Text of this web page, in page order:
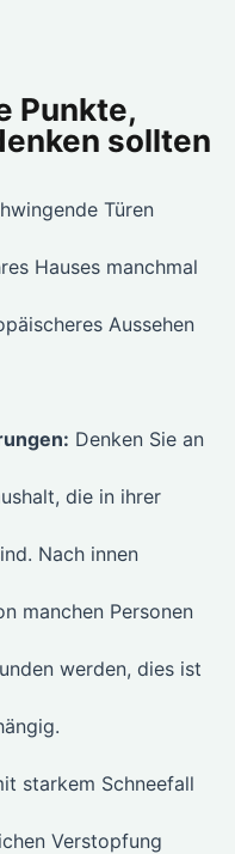
Punkte,
sollten
Türen
Hauses manchmal
Aussehen
Denken Sie an
die in ihrer
Nach innen
manchen Personen
werden, dies ist
starkem Schneefall
Verstopfung